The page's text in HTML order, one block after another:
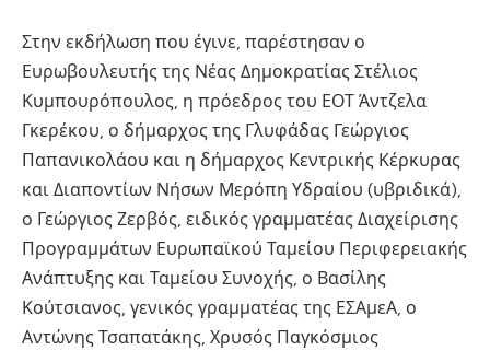
Στην εκδήλωση που έγινε, παρέστησαν ο
Ευρωβουλευτής της Νέας Δημοκρατίας Στέλιος
Κυμπουρόπουλος, η πρόεδρος του ΕΟΤ Άντζελα
Γκερέκου, ο δήμαρχος της Γλυφάδας Γεώργιος
Παπανικολάου και η δήμαρχος Κεντρικής Κέρκυρας
και Διαποντίων Νήσων Μερόπη Υδραίου (υβριδικά),
ο Γεώργιος Ζερβός, ειδικός γραμματέας Διαχείρισης
Προγραμμάτων Ευρωπαϊκού Ταμείου Περιφερειακής
Ανάπτυξης και Ταμείου Συνοχής, ο Βασίλης
Κούτσιανος, γενικός γραμματέας της ΕΣΑμεΑ, ο
Αντώνης Τσαπατάκης, Χρυσός Παγκόσμιος